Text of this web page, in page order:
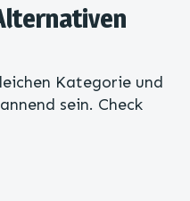
Kategorie und
sein. Check